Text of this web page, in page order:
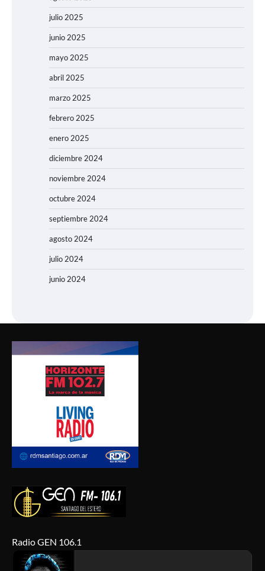
julio 2025
junio 2025
mayo 2025
abril 2025
marzo 2025
febrero 2025
enero 2025
diciembre 2024
noviembre 2024
octubre 2024
septiembre 2024
agosto 2024
julio 2024
junio 2024
Radio GEN 106.1